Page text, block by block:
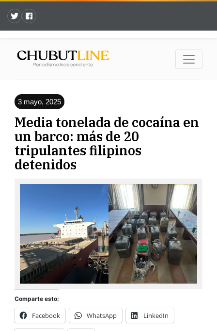
3 mayo, 2025
Media tonelada de cocaína en
un barco: más de 20
tripulantes filipinos
detenidos
Comparte esto:
Facebook WhatsApp LinkedIn